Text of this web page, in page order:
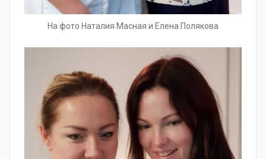
На фото Наталия Масная и Елена Полякова